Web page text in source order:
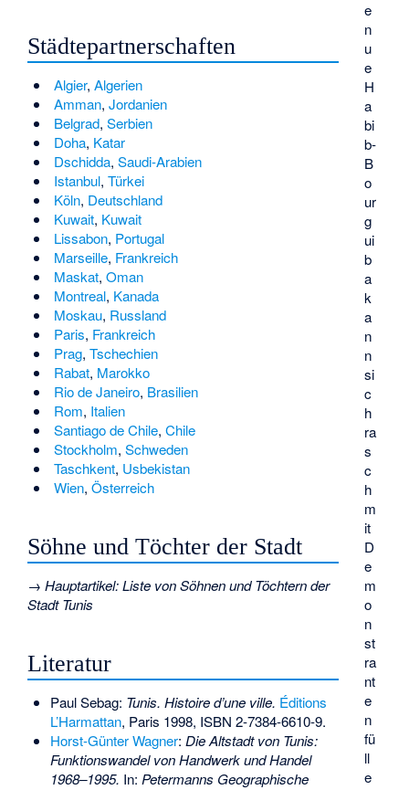
e
n
u
e
H
a
bi
b-
B
o
ur
g
ui
b
a
k
a
n
n
si
c
h
ra
s
c
h
m
it
D
e
m
o
n
st
ra
nt
e
n
fü
ll
e
Städtepartnerschaften
Algier, Algerien
Amman, Jordanien
Belgrad, Serbien
Doha, Katar
Dschidda, Saudi-Arabien
Istanbul, Türkei
Köln, Deutschland
Kuwait, Kuwait
Lissabon, Portugal
Marseille, Frankreich
Maskat, Oman
Montreal, Kanada
Moskau, Russland
Paris, Frankreich
Prag, Tschechien
Rabat, Marokko
Rio de Janeiro, Brasilien
Rom, Italien
Santiago de Chile, Chile
Stockholm, Schweden
Taschkent, Usbekistan
Wien, Österreich
Söhne und Töchter der Stadt
→Hauptartikel:Liste von Söhnen und Töchtern der
Stadt Tunis
Literatur
Paul Sebag: Tunis. Histoire d’une ville. Éditions
L’Harmattan, Paris 1998, ISBN 2-7384-6610-9.
Horst-Günter Wagner: Die Altstadt von Tunis:
Funktionswandel von Handwerk und Handel
1968–1995. In: Petermanns Geographische